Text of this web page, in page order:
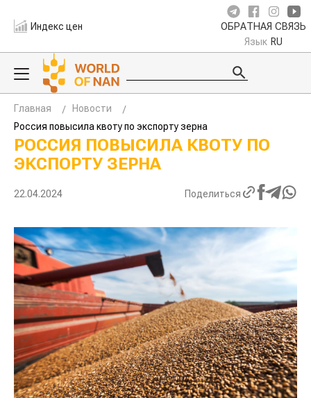
Индекс цен ОБРАТНАЯ СВЯЗЬ
Язык RU
Главная
Новости
Россия повысила квоту по экспорту зерна
РОССИЯ ПОВЫСИЛА КВОТУ ПО
ЭКСПОРТУ ЗЕРНА
22.04.2024 Поделиться